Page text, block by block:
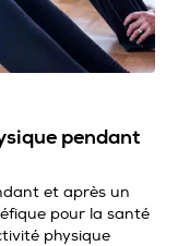
pendant
et après un
pour la santé
physique